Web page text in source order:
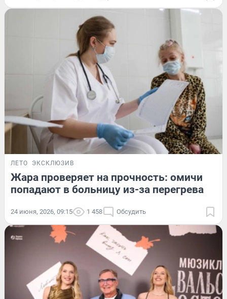
ЛЕТО ЭКСКЛЮЗИВ
Жара проверяет на прочность: омичи
попадают в больницу из-за перегрева
24 июня, 2026, 09:15 1 458 Обсудить